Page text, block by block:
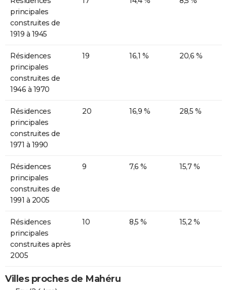
principales
construites de
1919 à 1945
Résidences
principales
construites de
1946 à 1970
19 16,1 % 20,6 %
Résidences
principales
construites de
1971 à 1990
20 16,9 % 28,5 %
Résidences
principales
construites de
1991 à 2005
9 7,6 % 15,7 %
Résidences
principales
construites après
2005
10 8,5 % 15,2 %
Villes proches de Mahéru